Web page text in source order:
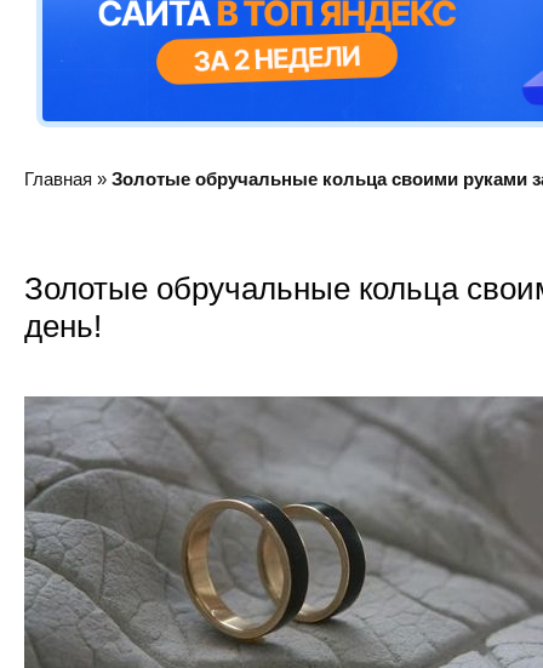
Главная » Золотые обручальные кольца своими руками
Золотые обручальные кольца
день!